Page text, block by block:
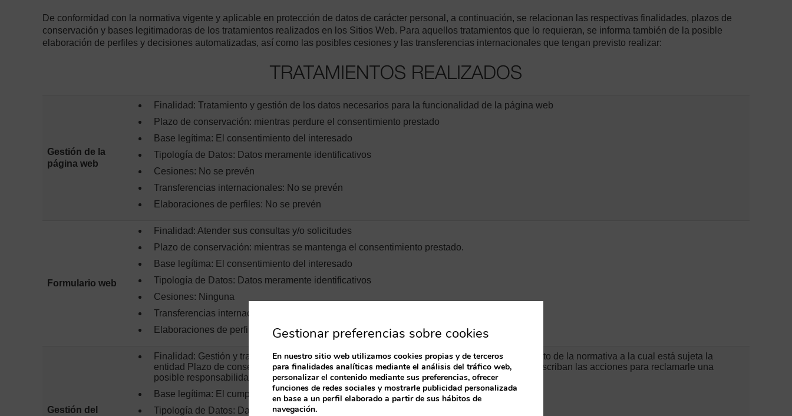
De conformidad con la normativa vigente y aplicable en protección de datos de carácter personal, a continuación, se relacionan las respectivas finalidades, plazos de
conservación y bases legitimadoras de los tratamientos realizados en los Sitios Web. Para aquellos tratamientos que lo requieran, se informa también de la posible
elaboración de perfiles y decisiones automatizadas, así como las posibles cesiones y las transferencias internacionales que tengan previsto realizar:
TRATAMIENTOS REALIZADOS
Gestión de la
página web
Finalidad: Tratamiento y gestión de los datos necesarios para la funcionalidad de la página web
Plazo de conservación: mientras perdure el consentimiento prestado
Base legítima: El consentimiento del interesado
Tipología de Datos: Datos meramente identificativos
Cesiones: No se prevén
Transferencias internacionales: No se prevén
Elaboraciones de perfiles: No se prevén
Formulario web
Finalidad: Atender sus consultas y/o solicitudes
Plazo de conservación: mientras se mantenga el consentimiento prestado.
Base legítima: El consentimiento del interesado
Tipología de Datos: Datos meramente identificativos
Cesiones: Ninguna
Transferencias internacionales: No se prevén
Elaboraciones de perfiles: No se prevén
Gestión del
Finalidad: Gestión y tramitación de las obligaciones y deberes que se deriven del cumplimiento de la normativa a la cual está sujeta la
entidad Plazo de conservación: conservación de las copias de los documentos hasta que prescriban las acciones para reclamarle una
posible responsabilidad
Base legítima: El cumplimiento de una ley
Tipología de Datos: Datos meramente identificativos
Gestionar preferencias sobre cookies
En nuestro sitio web utilizamos cookies propias y de terceros
para finalidades analíticas mediante el análisis del tráfico web,
personalizar el contenido mediante sus preferencias, ofrecer
funciones de redes sociales y mostrarle publicidad personalizada
en base a un perfil elaborado a partir de sus hábitos de
navegación.